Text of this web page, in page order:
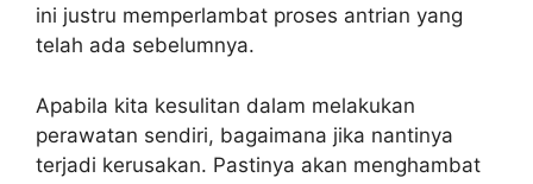
ini justru memperlambat proses antrian yang
telah ada sebelumnya.
Apabila kita kesulitan dalam melakukan
perawatan sendiri, bagaimana jika nantinya
terjadi kerusakan. Pastinya akan menghambat